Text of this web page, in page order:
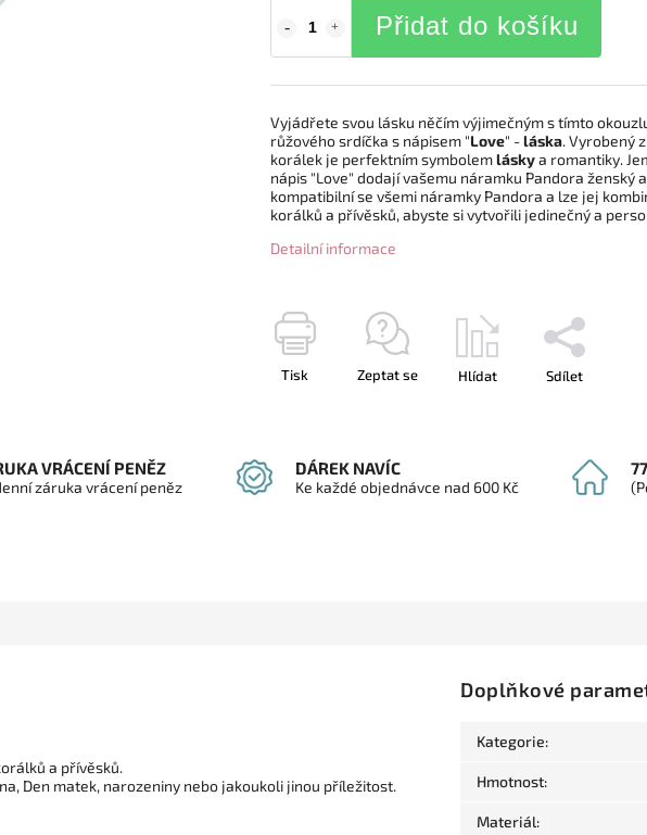
Přidat do košíku
Vyjádřete svou lásku něčím výjimečným s tímto
růžového srdíčka s nápisem "Love" -láska.Vyrobený
korálek je perfektním symbolemláskya romantiky.
nápis "Love" dodají vašemu náramku Pandora ženský
kompatibilní se všemi náramky Pandora a lze jej
korálků a přívěsků,abyste si vytvořili jedinečný a
Detailní informace
Tisk Zeptat se Hlídat Sdílet
VRÁCENÍ PENĚZ
záruka vrácení peněz
DÁREK NAVÍC
Ke každé objednávce nad 600 Kč
a přívěsků.
Den matek, narozeniny nebo jakoukoli jinou příležitost.
Doplňkové
Kategorie:
Hmotnost:
Materiál: